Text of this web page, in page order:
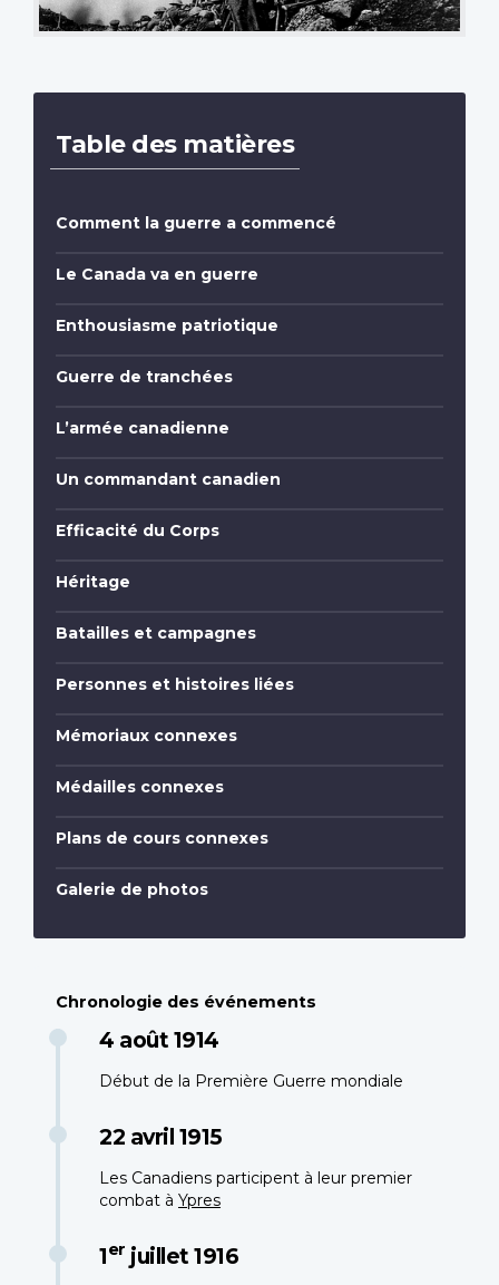
Table des matières
Comment la guerre a commencé
Le Canada va en guerre
Enthousiasme patriotique
Guerre de tranchées
L’armée canadienne
Un commandant canadien
Efficacité du Corps
Héritage
Batailles et campagnes
Personnes et histoires liées
Mémoriaux connexes
Médailles connexes
Plans de cours connexes
Galerie de photos
Chronologie des événements
4 août 1914
Début de la Première Guerre mondiale
22 avril 1915
Les Canadiens participent à leur premier
combat à Ypres
1er juillet 1916